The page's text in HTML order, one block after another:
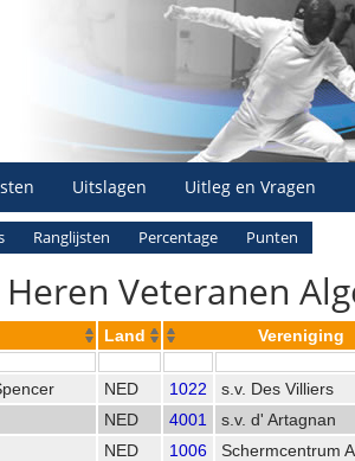
Uitslagen Uitleg en Vragen
Ranglijsten Percentage Punten
Veteranen
Land Vereniging
NED 1022
s.v. Des Villiers
NED 4001
s.v. d' Artagnan
NED 1006
Schermcentrum